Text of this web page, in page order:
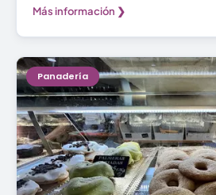
Más información ❯
Panadería